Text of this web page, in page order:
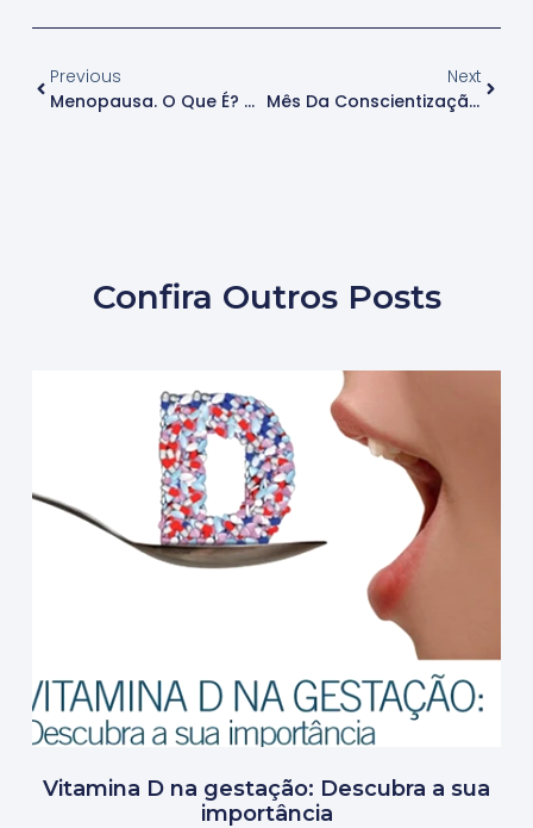
Previous
Menopausa. O Que É? Como Tratar Os Principais Sintomas?
Next
Mês Da Conscientização Da Hérnia Diafragmática Congênita
Confira Outros Posts
Vitamina D na gestação: Descubra a sua
importância